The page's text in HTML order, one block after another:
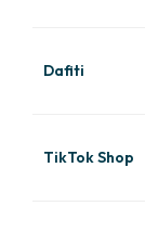
Dafiti
TikTok Shop